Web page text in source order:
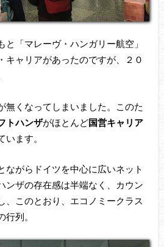
「マレーヴ・ハンガリー航空」
キャリアがあったのですが、２０
無くなってしまいました。このた
トハンザがほとんど国営キャリア
います。
ながらドイツを中心に広いネット
ンザの存在感は半端なく、カウン
、このとおり、エコノミークラス
列。